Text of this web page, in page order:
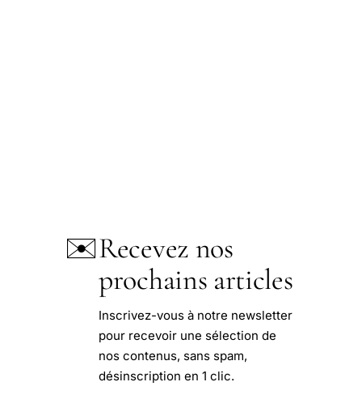
✉️Recevez nos
prochains articles
Inscrivez-vous à notre newsletter
pour recevoir une sélection de
nos contenus, sans spam,
désinscription en 1 clic.